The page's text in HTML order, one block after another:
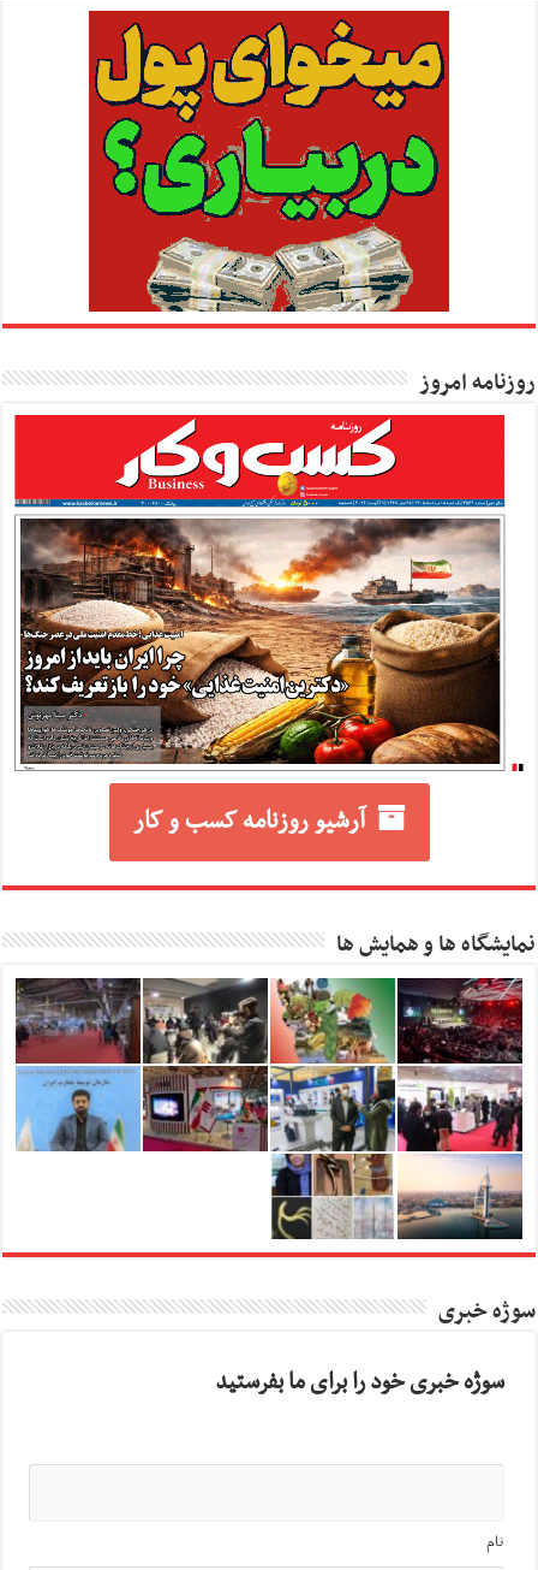
روزنامه امروز
آرشیو روزنامه کسب و کار
نمایشگاه ها و همایش ها
سوژه خبری
سوژه خبری خود را برای ما بفرستید
نام